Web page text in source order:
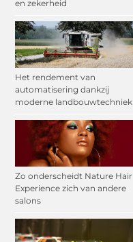
en zekerheid
Het rendement van
automatisering dankzij
moderne landbouwtechniek
Zo onderscheidt Nature Hair
Experience zich van andere
salons